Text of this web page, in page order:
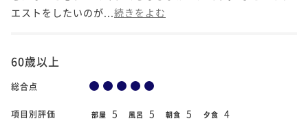
エストをしたいのが... 続きをよむ
60歳以上
総合点
項目別評価 部屋 5 風呂 5 朝食 5 夕食 4